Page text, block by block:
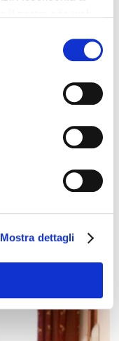
Mostra dettagli